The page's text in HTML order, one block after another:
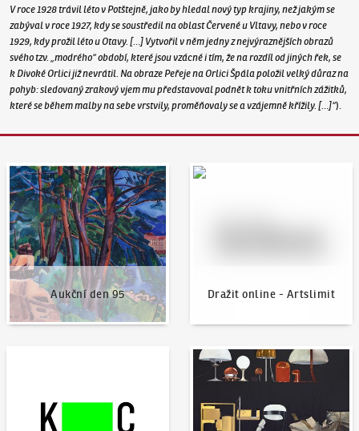
V roce 1928 trávil léto v Potštejně, jako by hledal nový typ krajiny, než jakým se
zabýval v roce 1927, kdy se soustředil na oblast Červené u Vltavy, nebo v roce
1929, kdy prožil léto u Otavy. […] Vytvořil v něm jedny z nejvýraznějších obrazů
svého tzv. „modrého“ období, které jsou vzácné i tím, že na rozdíl od jiných řek, se
k Divoké Orlici již nevrátil. Na obraze Peřeje na Orlici Špála položil velký důraz na
pohyb: sledovaný zrakový vjem mu představoval podnět k toku vnitřních zážitků,
které se během malby na sebe vrstvily, proměňovaly se a vzájemně křížily. […]“).
Aukční den 95
Aukční den 95
Dražit online - Artslimit
Dražit online - Artslimit
Aktuality